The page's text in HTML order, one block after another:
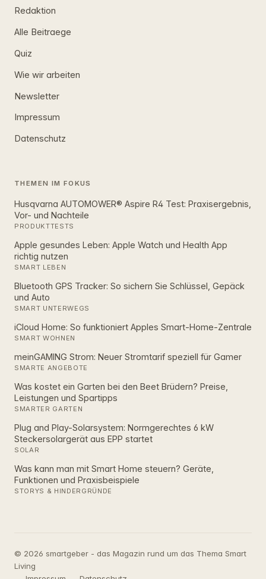
Redaktion
Alle Beitraege
Quiz
Wie wir arbeiten
Newsletter
Impressum
Datenschutz
THEMEN IM FOKUS
Husqvarna AUTOMOWER® Aspire R4 Test: Praxisergebnis,
Vor- und Nachteile
PRODUKTTESTS
Apple gesundes Leben: Apple Watch und Health App
richtig nutzen
SMART LEBEN
Bluetooth GPS Tracker: So sichern Sie Schlüssel, Gepäck
und Auto
SMART UNTERWEGS
iCloud Home: So funktioniert Apples Smart‑Home‑Zentrale
SMART WOHNEN
meinGAMING Strom: Neuer Stromtarif speziell für Gamer
SMARTE ANGEBOTE
Was kostet ein Garten bei den Beet Brüdern? Preise,
Leistungen und Spartipps
SMARTER GARTEN
Plug and Play-Solarsystem: Normgerechtes 6 kW
Steckersolargerät aus EPP startet
SOLAR
Was kann man mit Smart Home steuern? Geräte,
Funktionen und Praxisbeispiele
STORYS & HINDERGRÜNDE
© 2026 smartgeber - das Magazin rund um das Thema Smart
Living